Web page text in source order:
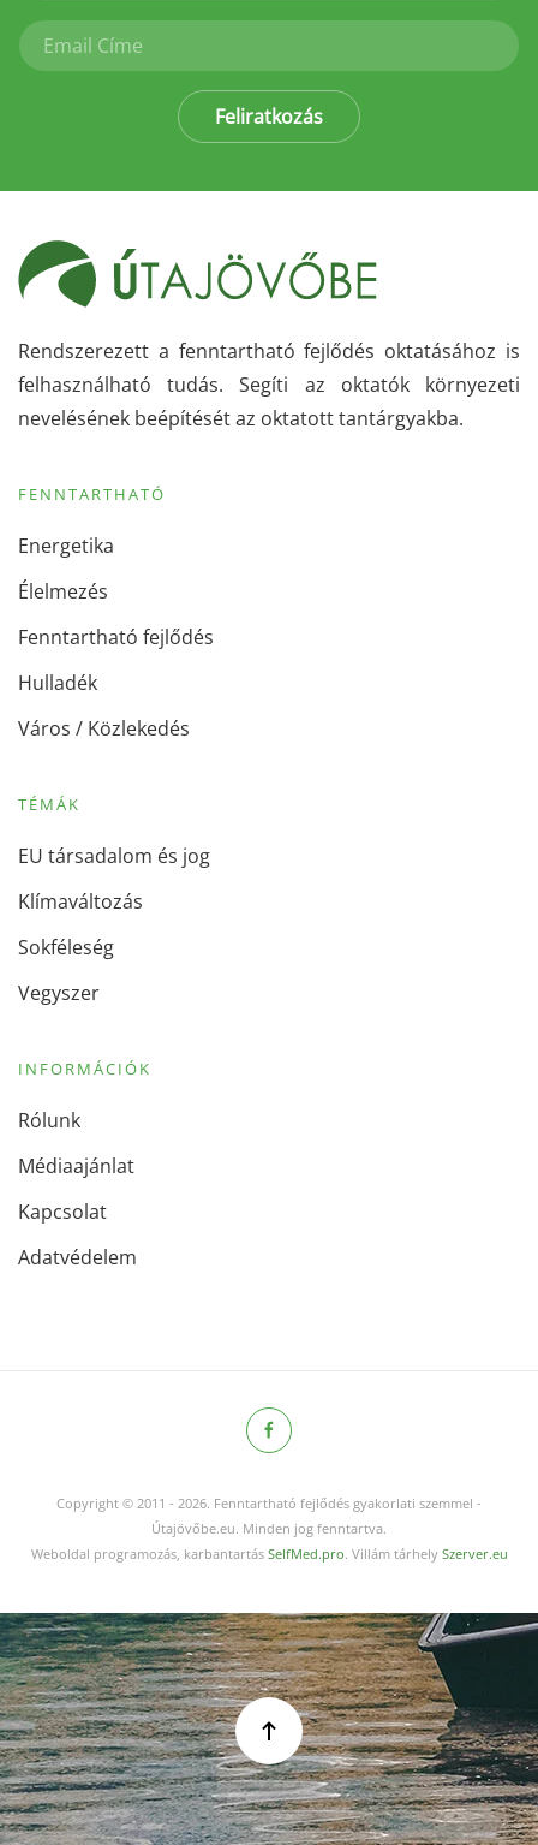
Feliratkozás
Rendszerezett a fenntartható fejlődés oktatásához is
felhasználható tudás. Segíti az oktatók környezeti
nevelésének beépítését az oktatott tantárgyakba.
FENNTARTHATÓ
Energetika
Élelmezés
Fenntartható fejlődés
Hulladék
Város / Közlekedés
TÉMÁK
EU társadalom és jog
Klímaváltozás
Sokféleség
Vegyszer
INFORMÁCIÓK
Rólunk
Médiaajánlat
Kapcsolat
Adatvédelem
Copyright © 2011 - 2026. Fenntartható fejlődés gyakorlati szemmel -
Útajövőbe.eu. Minden jog fenntartva.
Weboldal programozás, karbantartás SelfMed.pro. Villám tárhely Szerver.eu